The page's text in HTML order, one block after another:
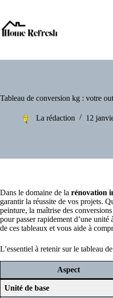
contenu
Tableau de conversion kg : votre
La rédaction 12
Dans le domaine de la rénovation
garantir la réussite de vos projets.
peinture, la maîtrise des
pour passer rapidement d’une
de ces tableaux et vous aide à
L’essentiel à retenir sur le tableau
Aspect
Unité de base